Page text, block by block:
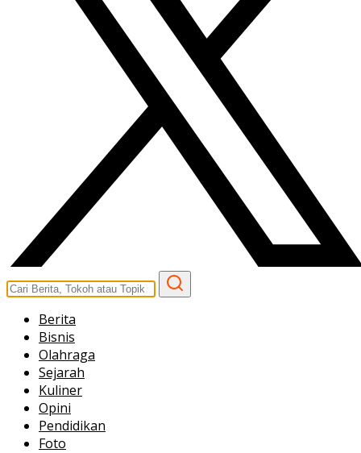
Berita
Bisnis
Olahraga
Sejarah
Kuliner
Opini
Pendidikan
Foto